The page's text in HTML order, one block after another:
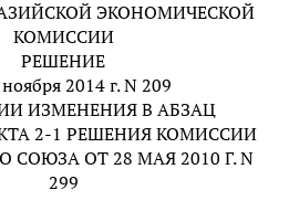
ЭКОНОМИЧЕСКОЙ
КОМИССИИ
РЕШЕНИЕ
2014 г. N 209
ИЗМЕНЕНИЯ В АБЗАЦ
2-1 РЕШЕНИЯ КОМИССИИ
ОТ 28 МАЯ 2010 Г. N
299